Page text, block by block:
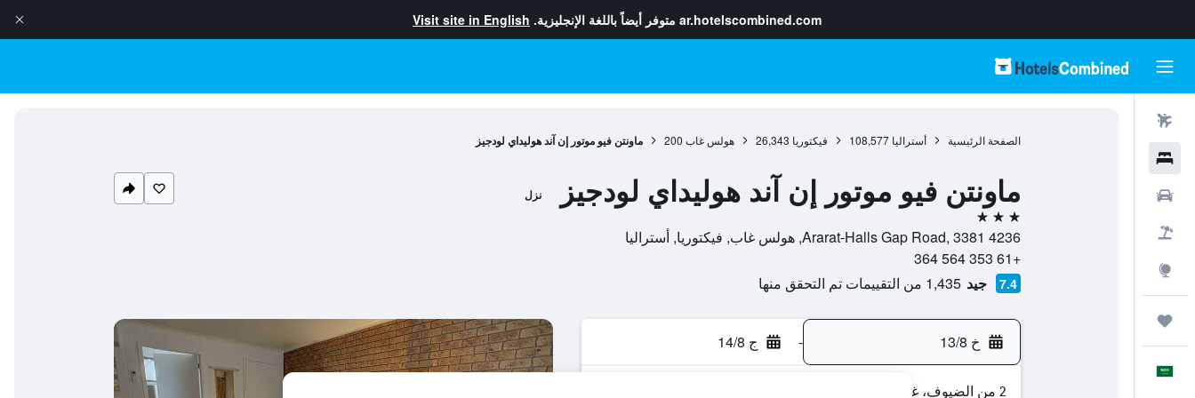
ar.hotelscombined.com متوفر أيضاً باللغة الإنجليزية. Visit site in English
الصفحة الرئيسية أستراليا 108,577 فيكتوريا 26,343 هولس غاب 200 ماونتن فيو موتور إن آند هوليداي لودجيز
ماونتن فيو موتور إن آند هوليداي لودجيز نزل
3 نجوم
4236 Ararat-Halls Gap Road, 3381, هولس غاب, فيكتوريا, أستراليا
+61 353 564 364
7.4 جيد 1,435 من التقييمات تم التحقق منها
خ 13/8 - ج 14/8
2 من الضيوف، غرفة واحدة